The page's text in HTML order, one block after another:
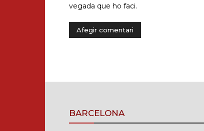
vegada que ho faci.
BARCELONA